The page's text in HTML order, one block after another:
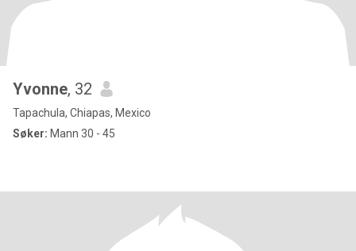
Yvonne, 32
Tapachula, Chiapas, Mexico
Søker: Mann 30 - 45